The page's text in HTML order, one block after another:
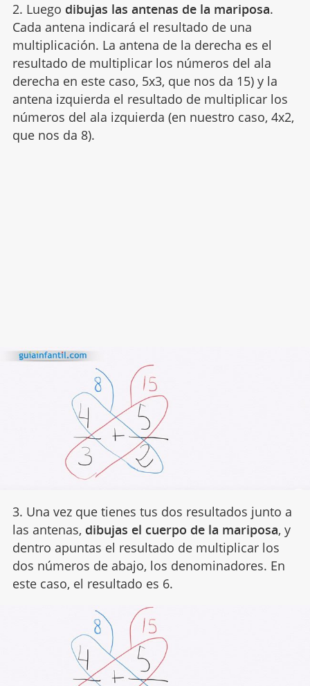
2. Luego dibujas las antenas de la mariposa.
Cada antena indicará el resultado de una
multiplicación. La antena de la derecha es el
resultado de multiplicar los números del ala
derecha en este caso, 5x3, que nos da 15) y la
antena izquierda el resultado de multiplicar los
números del ala izquierda (en nuestro caso, 4x2,
que nos da 8).
3. Una vez que tienes tus dos resultados junto a
las antenas, dibujas el cuerpo de la mariposa, y
dentro apuntas el resultado de multiplicar los
dos números de abajo, los denominadores. En
este caso, el resultado es 6.